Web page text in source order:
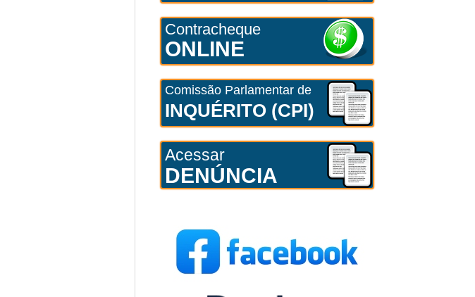
Contracheque
ONLINE
Comissão Parlamentar de
INQUÉRITO (CPI)
Acessar
DENÚNCIA